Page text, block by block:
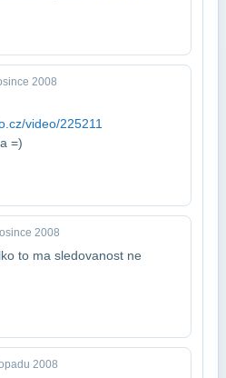
2008
video/225211
=)
2008
to ma sledovanost ne
2008